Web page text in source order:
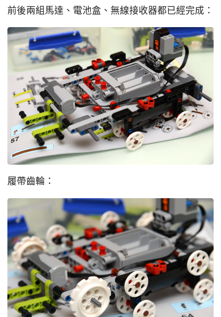
前後兩組馬達、電池盒、無線接收器都已經完成：
履帶齒輪：